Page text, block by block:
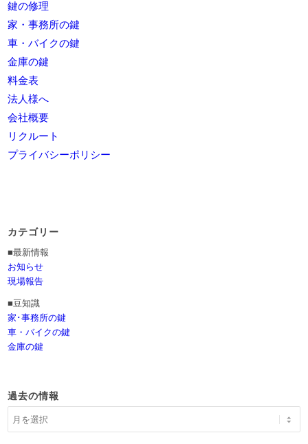
鍵の修理
家・事務所の鍵
車・バイクの鍵
金庫の鍵
料金表
法人様へ
会社概要
リクルート
プライバシーポリシー
カテゴリー
■最新情報
お知らせ
現場報告
■豆知識
家･事務所の鍵
車・バイクの鍵
金庫の鍵
過去の情報